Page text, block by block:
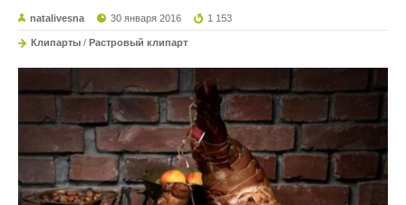
natalivesna 30 января 2016 1 153
Клипарты / Растровый клипарт